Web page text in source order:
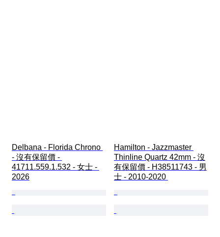
Delbana - Florida Chrono
- 沒有保留價 -
41711.559.1.532 - 女士 -
2026
Hamilton - Jazzmaster
Thinline Quartz 42mm - 沒
有保留價 - H38511743 - 男
士 - 2010-2020